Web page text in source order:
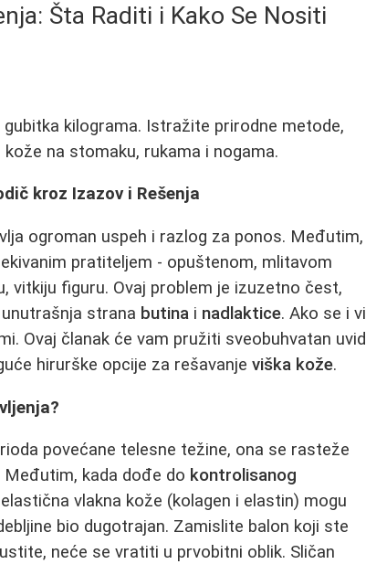
Šta Raditi i Kako Se Nositi
kilograma. Istražite prirodne metode,
na stomaku, rukama i nogama.
kroz Izazov i Rešenja
ogroman uspeh i razlog za ponos. Međutim,
pratiteljem - opuštenom, mlitavom
vitkiju figuru. Ovaj problem je izuzetno čest,
unutrašnja strana butina i nadlaktice. Ako se i vi
Ovaj članak će vam pružiti sveobuhvatan uvid
hirurške opcije za rešavanjeviška kože.
povećane telesne težine, ona se rasteže
kada dođe do kontrolisanog
vlakna kože (kolagen i elastin) mogu
bio dugotrajan. Zamislite balon koji ste
neće se vratiti u prvobitni oblik. Sličan